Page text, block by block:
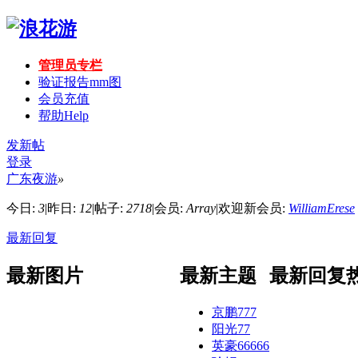
管理员专栏
验证报告mm图
会员充值
帮助Help
发新帖
登录
广东夜游»
今日: 3|昨日: 12|帖子: 2718|会员: Array|欢迎新会员: WilliamErese
最新回复
最新图片 最新主题
京鹏777
阳光77
英豪66666
最新回复